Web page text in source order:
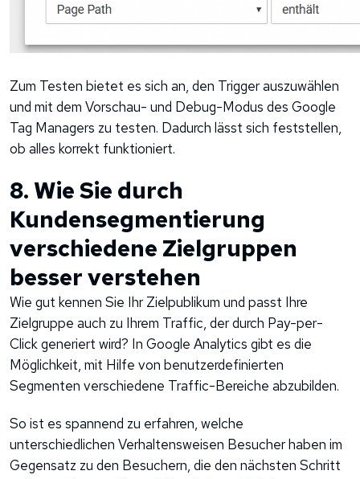
Zum Testen bietet es sich an, den Trigger auszuwählen
und mit dem Vorschau- und Debug-Modus des Google
Tag Managers zu testen. Dadurch lässt sich feststellen,
ob alles korrekt funktioniert.
8. Wie Sie durch
Kundensegmentierung
verschiedene Zielgruppen
besser verstehen
Wie gut kennen Sie Ihr Zielpublikum und passt Ihre
Zielgruppe auch zu Ihrem Traffic, der durch Pay-per-
Click generiert wird? In Google Analytics gibt es die
Möglichkeit, mit Hilfe von benutzerdefinierten
Segmenten verschiedene Traffic-Bereiche abzubilden.
So ist es spannend zu erfahren, welche
unterschiedlichen Verhaltensweisen Besucher haben im
Gegensatz zu den Besuchern, die den nächsten Schritt